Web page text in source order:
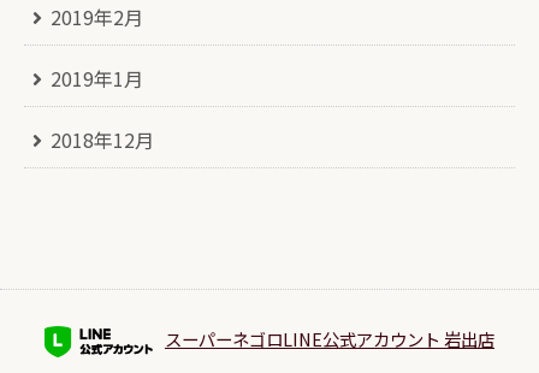
2019年2月
2019年1月
2018年12月
スーパーネゴロLINE公式アカウント 岩出店